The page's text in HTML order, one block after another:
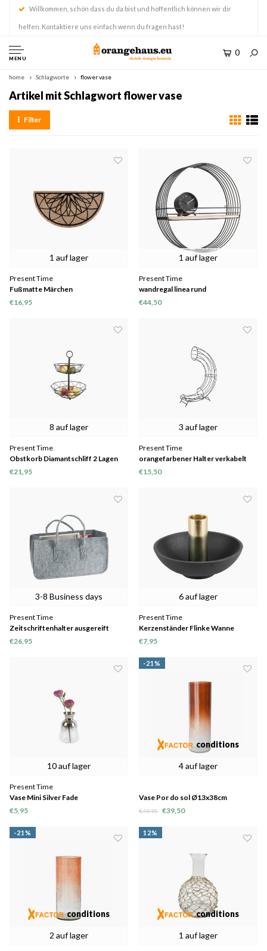
Willkommen, schön dass du da bist und hoffentlich können wir dir
helfen. Kontaktiere uns einfach wenn du fragen hast!
MENU
0
home Schlagworte flower vase
Artikel mit Schlagwort flower vase
Filter
1 auf lager
Present Time
Fußmatte Märchen
€16,95
1 auf lager
Present Time
wandregal linea rund
€44,50
8 auf lager
Present Time
Obstkorb Diamantschliff 2 Lagen
€21,95
3 auf lager
Present Time
orangefarbener Halter verkabelt
€15,50
3-8 Business days
Present Time
Zeitschriftenhalter ausgereift
€26,95
6 auf lager
Present Time
Kerzenständer Flinke Wanne
Aluminium
€7,95
10 auf lager
Present Time
Vase Mini Silver Fade
€5,95
-21%
4 auf lager
conditions
Vase Por do sol Ø13x38cm
€49,95 €39,50
-21%
2 auf lager
conditions
12%
1 auf lager
conditions